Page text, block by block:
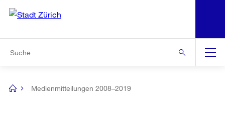
Navigation
[no
Medienmitteilungen 2008–2019